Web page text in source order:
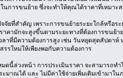
การขนย้าย ซึ่งจะทำให้คุณได้ราคาที่เหมาะ
จจัยที่สำคัญ เพราะการขนย้ายระยะใกล้หรือ
าคามักจะสูงขึ้นตามระยะทางที่ต้องการขนย้
ลาที่มีความต้องการสูง เช่น วันหยุดสุดสัปดา
รรใหม่ให้เพียงพอกับความต้องการ
ดนี้ล่วงหน้า การประเมินราคา จะสามารถ
ะมาณได้ และ ไม่มีค่าใช้จ่ายเพิ่มเติมเข้ามา